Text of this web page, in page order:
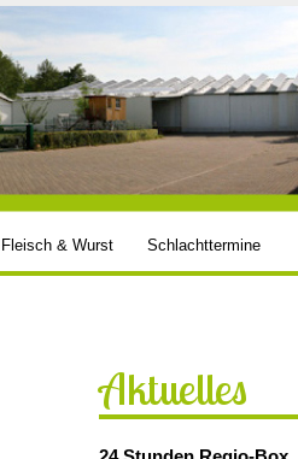
Fleisch & Wurst Schlachttermine
Aktuelles